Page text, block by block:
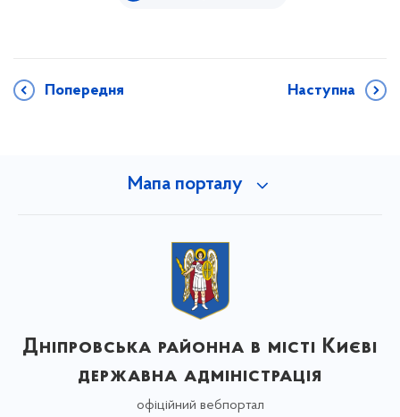
Попередня Наступна
Мапа порталу
Дніпровська районна в місті Києві
державна адміністрація
офіційний вебпортал